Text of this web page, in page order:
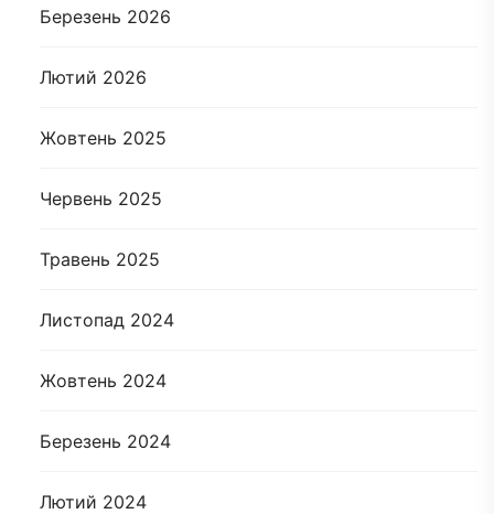
Березень 2026
Лютий 2026
Жовтень 2025
Червень 2025
Травень 2025
Листопад 2024
Жовтень 2024
Березень 2024
Лютий 2024